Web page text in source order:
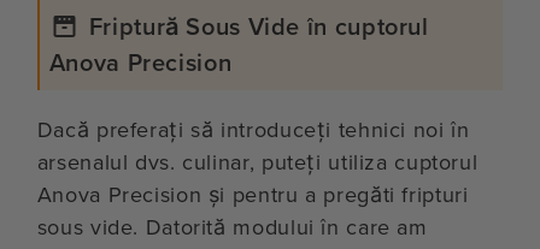
Friptură Sous Vide în cuptorul
Anova Precision
Dacă preferați să introduceți tehnici noi în
arsenalul dvs. culinar, puteți utiliza cuptorul
Anova Precision și pentru a pregăti fripturi
sous vide. Datorită modului în care am